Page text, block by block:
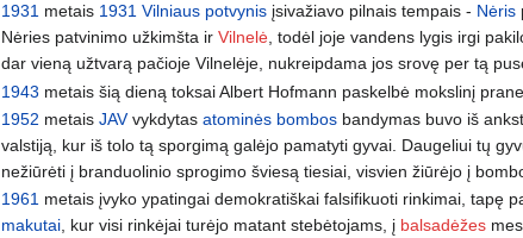
1931 metais 1931 Vilniaus potvynis įsivažiavo pilnais tempais - Nėris
Nėries patvinimo užkimšta irVilnelė, todėl joje vandens lygis irgi
dar vieną užtvarą pačioje Vilnelėje, nukreipdama jos srovę per tą
1943 metais šią dieną toksai Albert Hofmann paskelbė mokslinį
1952 metaisJAVvykdytasatominės bombos bandymas buvo iš
valstiją, kur iš tolo tą sporgimą galėjo pamatyti gyvai. Daugeliui tų
nežiūrėti į branduolinio sprogimo šviesą tiesiai, visvien žiūrėjo į
1961 metais įvyko ypatingai demokratiškai falsifikuoti rinkimai, tapę
makutai, kur visi rinkėjai turėjo matant stebėtojams, į balsadėžes